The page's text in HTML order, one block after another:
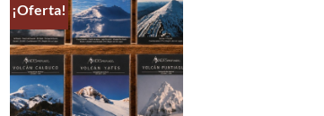
¡Oferta!